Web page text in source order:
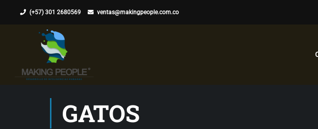
(+57) 301 2680569 ventas@makingpeople.com.co
GATOS